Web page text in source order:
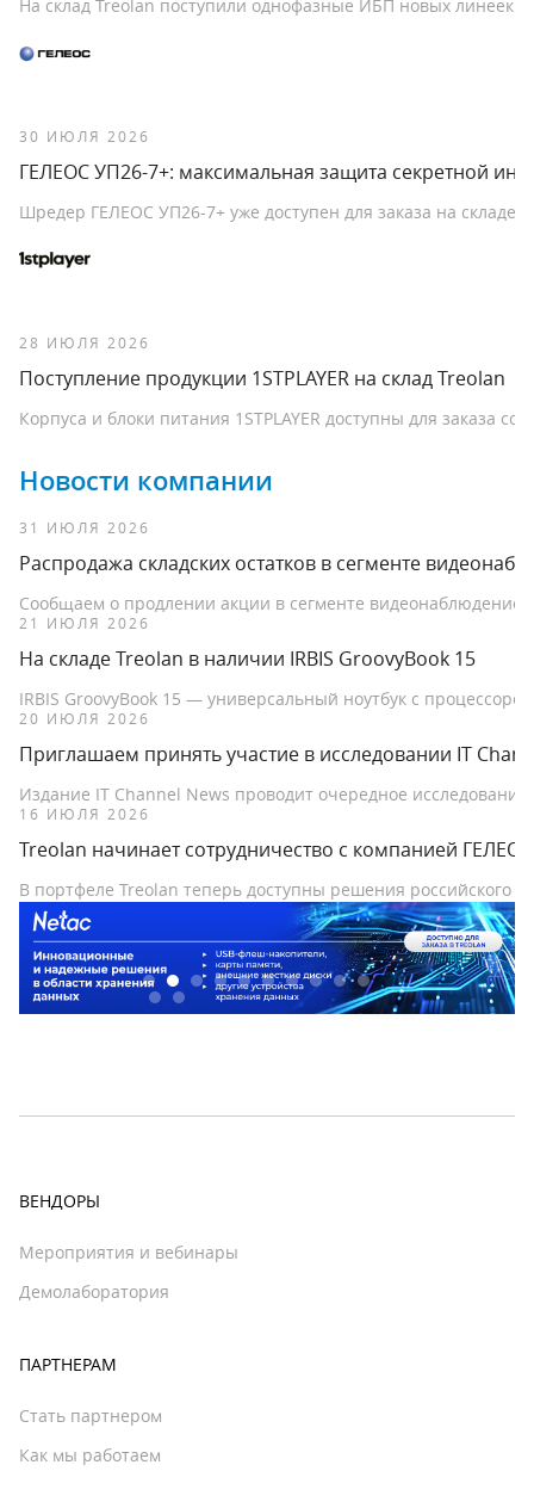
На склад Treolаn поступили однофазные ИБП новых линеек
30 ИЮЛЯ 2026
ГЕЛЕОС УП26-7+: максимальная защита секретной
Шредер ГЕЛЕОС УП26-7+ уже доступен для заказа на складе
28 ИЮЛЯ 2026
Поступление продукции 1STPLAYER на склад Treolan
Корпуса и блоки питания 1STPLAYER доступны для заказа со
Новости компании
31 ИЮЛЯ 2026
Распродажа складских остатков в сегменте
Сообщаем о продлении акции в сегменте видеонаблюдение
21 ИЮЛЯ 2026
На складе Treolan в наличии IRBIS GroovyBook 15
IRBIS GroovyBook 15 — универсальный ноутбук с
20 ИЮЛЯ 2026
Приглашаем принять участие в исследовании IT
Издание IT Channel News проводит очередное
16 ИЮЛЯ 2026
Treolan начинает сотрудничество с компанией ГЕЛЕОС
В портфеле Treolan теперь доступны решения
ВЕНДОРЫ
Мероприятия и вебинары
Демолаборатория
ПАРТНЕРАМ
Стать партнером
Как мы работаем